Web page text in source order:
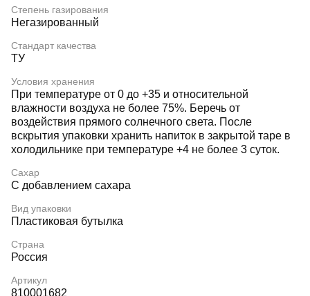
Степень газирования
Негазированный
Стандарт качества
ТУ
Условия хранения
При температуре от 0 до +35 и относительной
влажности воздуха не более 75%. Беречь от
воздействия прямого солнечного света. После
вскрытия упаковки хранить напиток в закрытой таре в
холодильнике при температуре +4 не более 3 суток.
Сахар
С добавлением сахара
Вид упаковки
Пластиковая бутылка
Страна
Россия
Артикул
810001682